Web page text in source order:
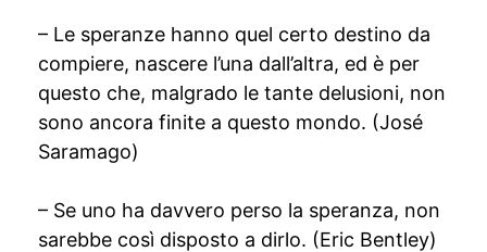
– Le speranze hanno quel certo destino da
compiere, nascere l’una dall’altra, ed è per
questo che, malgrado le tante delusioni, non
sono ancora finite a questo mondo. (José
Saramago)
– Se uno ha davvero perso la speranza, non
sarebbe così disposto a dirlo. (Eric Bentley)